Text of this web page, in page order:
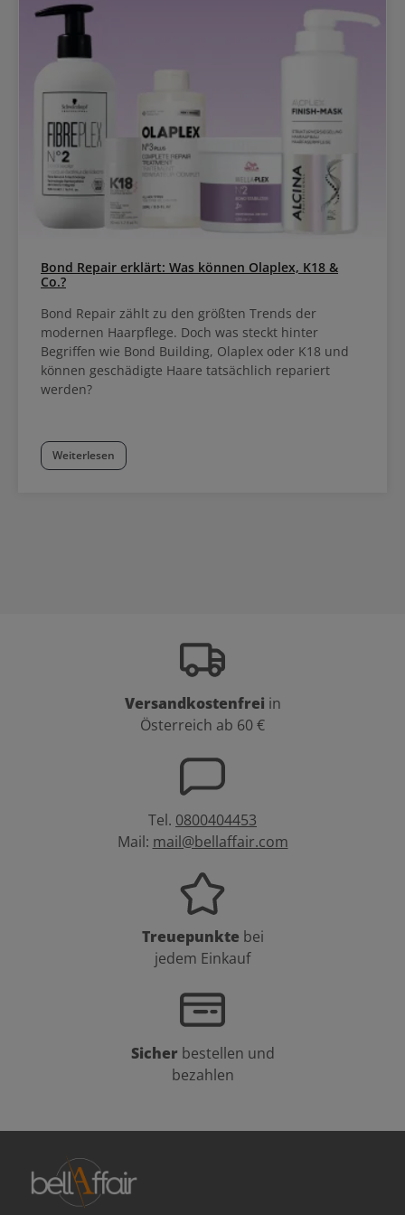
Bond Repair erklärt: Was können Olaplex, K18 &
Co.?
Bond Repair zählt zu den größten Trends der
modernen Haarpflege. Doch was steckt hinter
Begriffen wie Bond Building, Olaplex oder K18 und
können geschädigte Haare tatsächlich repariert
werden?
Weiterlesen
Versandkostenfrei in
Österreich ab 60 €
Tel. 0800404453
Mail: mail@bellaffair.com
Treuepunkte bei
jedem Einkauf
Sicher bestellen und
bezahlen